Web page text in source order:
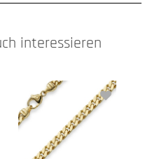
interessieren